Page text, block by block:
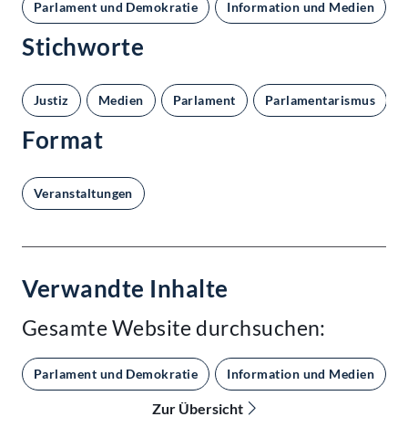
Parlament und Demokratie Information und Medien
Stichworte
Justiz Medien Parlament Parlamentarismus
Format
Veranstaltungen
Verwandte Inhalte
Gesamte Website durchsuchen:
Parlament und Demokratie Information und Medien
Zur Übersicht